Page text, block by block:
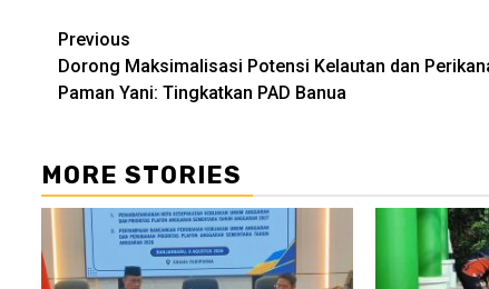
Continue
Reading
Previous
Dorong Maksimalisasi Potensi Kelautan dan
Paman Yani: Tingkatkan PAD Banua
MORE STORIES